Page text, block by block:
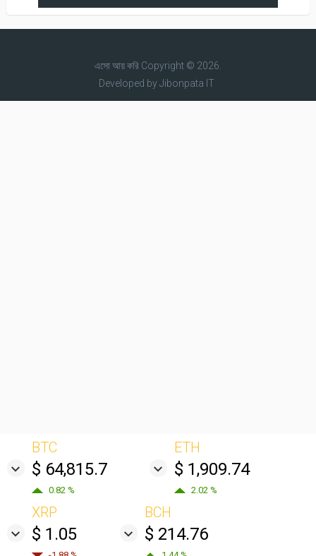
এসো আয় করিCopyright © 2026.
Developed byJibonpata IT
BTC
$ 64,815.7
0.82 %
ETH
$ 1,909.74
2.02 %
XRP
$ 1.05
BCH
$ 214.76